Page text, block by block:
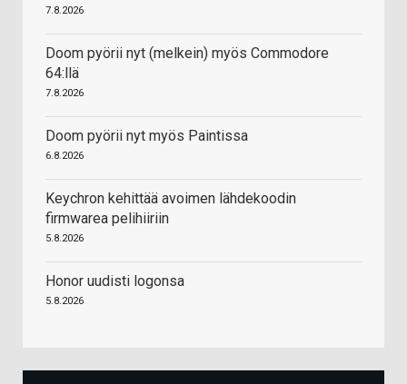
7.8.2026
Doom pyörii nyt (melkein) myös Commodore
64:llä
7.8.2026
Doom pyörii nyt myös Paintissa
6.8.2026
Keychron kehittää avoimen lähdekoodin
firmwarea pelihiiriin
5.8.2026
Honor uudisti logonsa
5.8.2026